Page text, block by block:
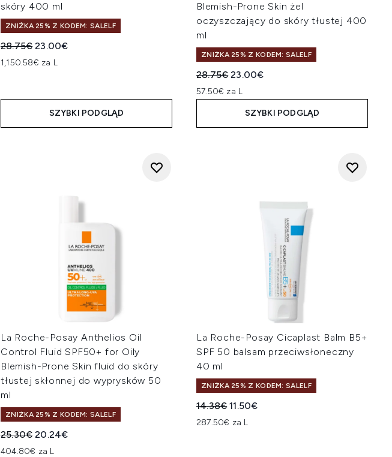
skóry 400 ml
ZNIŻKA 25% Z KODEM: SALELF
Sugerowana cena detaliczna:
28.75€Aktualna cena:
23.00€
1,150.58€ za L
SZYBKI PODGLĄD
Blemish-Prone Skin żel
oczyszczający do skóry tłustej 400
ml
ZNIŻKA 25% Z KODEM: SALELF
Sugerowana cena detaliczna:
28.75€Aktualna cena:
23.00€
57.50€ za L
SZYBKI PODGLĄD
La Roche-Posay Anthelios Oil
Control Fluid SPF50+ for Oily
Blemish-Prone Skin fluid do skóry
tłustej skłonnej do wyprysków 50
ml
ZNIŻKA 25% Z KODEM: SALELF
Sugerowana cena detaliczna:
25.30€Aktualna cena:
20.24€
404.80€ za L
La Roche-Posay Cicaplast Balm B5+
SPF 50 balsam przeciwsłoneczny
40 ml
ZNIŻKA 25% Z KODEM: SALELF
Sugerowana cena detaliczna:
14.38€Aktualna cena:
11.50€
287.50€ za L